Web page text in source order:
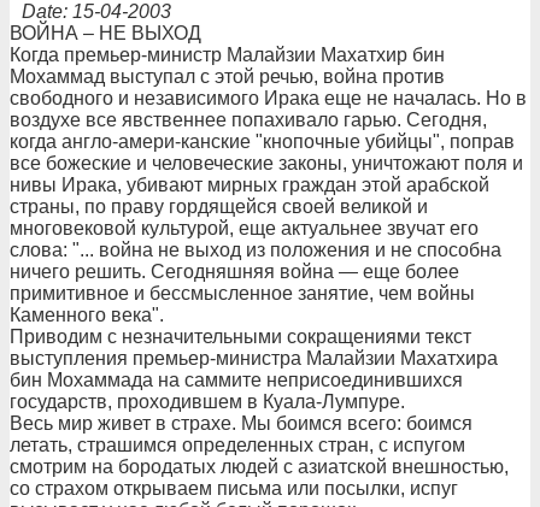
Date: 15-04-2003
ВОЙНА – НЕ ВЫХОД
Когда премьер-министр Малайзии Махатхир бин
Мохаммад выступал с этой речью, война против
свободного и независимого Ирака еще не началась. Но в
воздухе все явственнее попахивало гарью. Сегодня,
когда англо-амери-канские "кнопочные убийцы", поправ
все божеские и человеческие законы, уничтожают поля и
нивы Ирака, убивают мирных граждан этой арабской
страны, по праву гордящейся своей великой и
многовековой культурой, еще актуальнее звучат его
слова: "... война не выход из положения и не способна
ничего решить. Сегодняшняя война — еще более
примитивное и бессмысленное занятие, чем войны
Каменного века".
Приводим с незначительными сокращениями текст
выступления премьер-министра Малайзии Махатхира
бин Мохаммада на саммите неприсоединившихся
государств, проходившем в Куала-Лумпуре.
Весь мир живет в страхе. Мы боимся всего: боимся
летать, страшимся определенных стран, с испугом
смотрим на бородатых людей с азиатской внешностью,
со страхом открываем письма или посылки, испуг